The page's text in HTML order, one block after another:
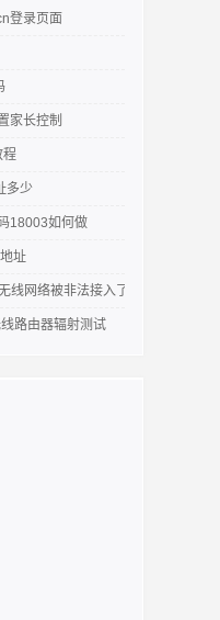
登录页面
家长控制
程
多少
18003如何做
址
线网络被非法接入了吗
路由器辐射测试